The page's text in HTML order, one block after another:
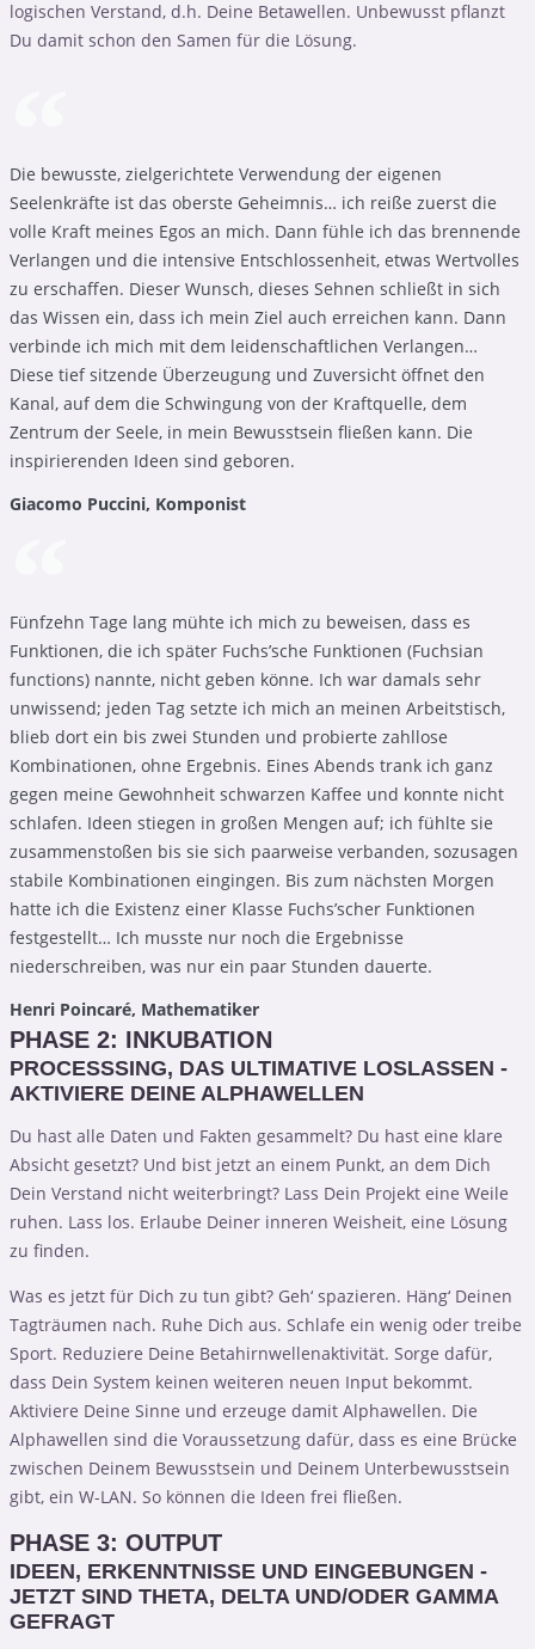
logischen Verstand, d.h. Deine Betawellen. Unbewusst pflanzt
Du damit schon den Samen für die Lösung.
Die bewusste, zielgerichtete Verwendung der eigenen
Seelenkräfte ist das oberste Geheimnis… ich reiße zuerst die
volle Kraft meines Egos an mich. Dann fühle ich das brennende
Verlangen und die intensive Entschlossenheit, etwas Wertvolles
zu erschaffen. Dieser Wunsch, dieses Sehnen schließt in sich
das Wissen ein, dass ich mein Ziel auch erreichen kann. Dann
verbinde ich mich mit dem leidenschaftlichen Verlangen…
Diese tief sitzende Überzeugung und Zuversicht öffnet den
Kanal, auf dem die Schwingung von der Kraftquelle, dem
Zentrum der Seele, in mein Bewusstsein fließen kann. Die
inspirierenden Ideen sind geboren.
Giacomo Puccini, Komponist
Fünfzehn Tage lang mühte ich mich zu beweisen, dass es
Funktionen, die ich später Fuchs’sche Funktionen (Fuchsian
functions) nannte, nicht geben könne. Ich war damals sehr
unwissend; jeden Tag setzte ich mich an meinen Arbeitstisch,
blieb dort ein bis zwei Stunden und probierte zahllose
Kombinationen, ohne Ergebnis. Eines Abends trank ich ganz
gegen meine Gewohnheit schwarzen Kaffee und konnte nicht
schlafen. Ideen stiegen in großen Mengen auf; ich fühlte sie
zusammenstoßen bis sie sich paarweise verbanden, sozusagen
stabile Kombinationen eingingen. Bis zum nächsten Morgen
hatte ich die Existenz einer Klasse Fuchs’scher Funktionen
festgestellt… Ich musste nur noch die Ergebnisse
niederschreiben, was nur ein paar Stunden dauerte.
Henri Poincaré, Mathematiker
PHASE 2: INKUBATION
PROCESSSING, DAS ULTIMATIVE LOSLASSEN -
AKTIVIERE DEINE ALPHAWELLEN
Du hast alle Daten und Fakten gesammelt? Du hast eine klare
Absicht gesetzt? Und bist jetzt an einem Punkt, an dem Dich
Dein Verstand nicht weiterbringt? Lass Dein Projekt eine Weile
ruhen. Lass los. Erlaube Deiner inneren Weisheit, eine Lösung
zu finden.
Was es jetzt für Dich zu tun gibt? Geh‘ spazieren. Häng‘ Deinen
Tagträumen nach. Ruhe Dich aus. Schlafe ein wenig oder treibe
Sport. Reduziere Deine Betahirnwellenaktivität. Sorge dafür,
dass Dein System keinen weiteren neuen Input bekommt.
Aktiviere Deine Sinne und erzeuge damit Alphawellen. Die
Alphawellen sind die Voraussetzung dafür, dass es eine Brücke
zwischen Deinem Bewusstsein und Deinem Unterbewusstsein
gibt, ein W-LAN. So können die Ideen frei fließen.
PHASE 3: OUTPUT
IDEEN, ERKENNTNISSE UND EINGEBUNGEN -
JETZT SIND THETA, DELTA UND/ODER GAMMA
GEFRAGT